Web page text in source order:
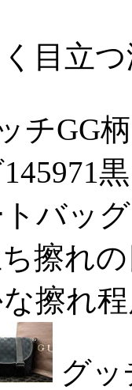
目立
チGG
黒
トバ
擦れ
擦れ
グ